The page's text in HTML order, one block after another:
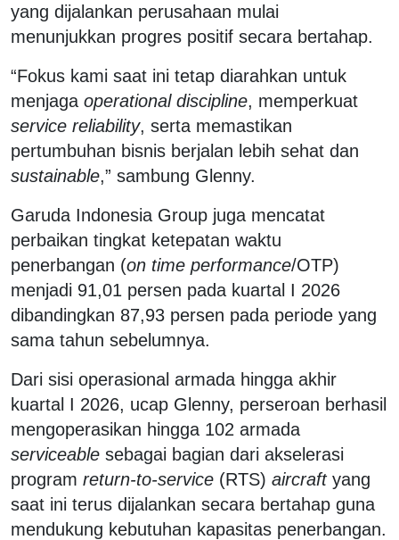
yang dijalankan perusahaan mulai
menunjukkan progres positif secara bertahap.
“Fokus kami saat ini tetap diarahkan untuk
menjaga operational discipline, memperkuat
service reliability, serta memastikan
pertumbuhan bisnis berjalan lebih sehat dan
sustainable,” sambung Glenny.
Garuda Indonesia Group juga mencatat
perbaikan tingkat ketepatan waktu
penerbangan (on time performance/OTP)
menjadi 91,01 persen pada kuartal I 2026
dibandingkan 87,93 persen pada periode yang
sama tahun sebelumnya.
Dari sisi operasional armada hingga akhir
kuartal I 2026, ucap Glenny, perseroan berhasil
mengoperasikan hingga 102 armada
serviceable sebagai bagian dari akselerasi
program return-to-service (RTS) aircraftyang
saat ini terus dijalankan secara bertahap guna
mendukung kebutuhan kapasitas penerbangan.